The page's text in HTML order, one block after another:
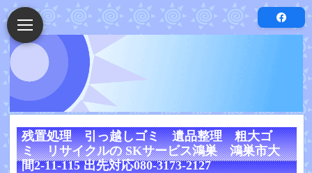
残置処理 引っ越しゴミ 遺品整理 粗大ゴ
ミ リサイクルの SKサービス鴻巣 鴻巣市大
間2-11-115 出先対応080-3173-2127